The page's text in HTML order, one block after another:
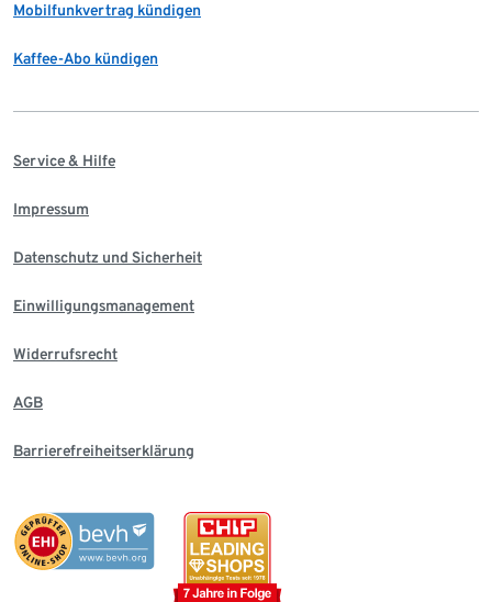
Mobilfunkvertrag kündigen
Kaffee-Abo kündigen
Service & Hilfe
Impressum
Datenschutz und Sicherheit
Einwilligungsmanagement
Widerrufsrecht
AGB
Barrierefreiheitserklärung